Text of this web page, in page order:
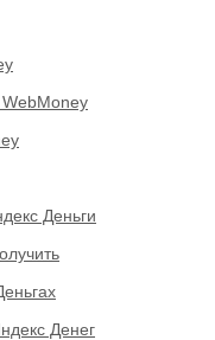
Деньги
Денег